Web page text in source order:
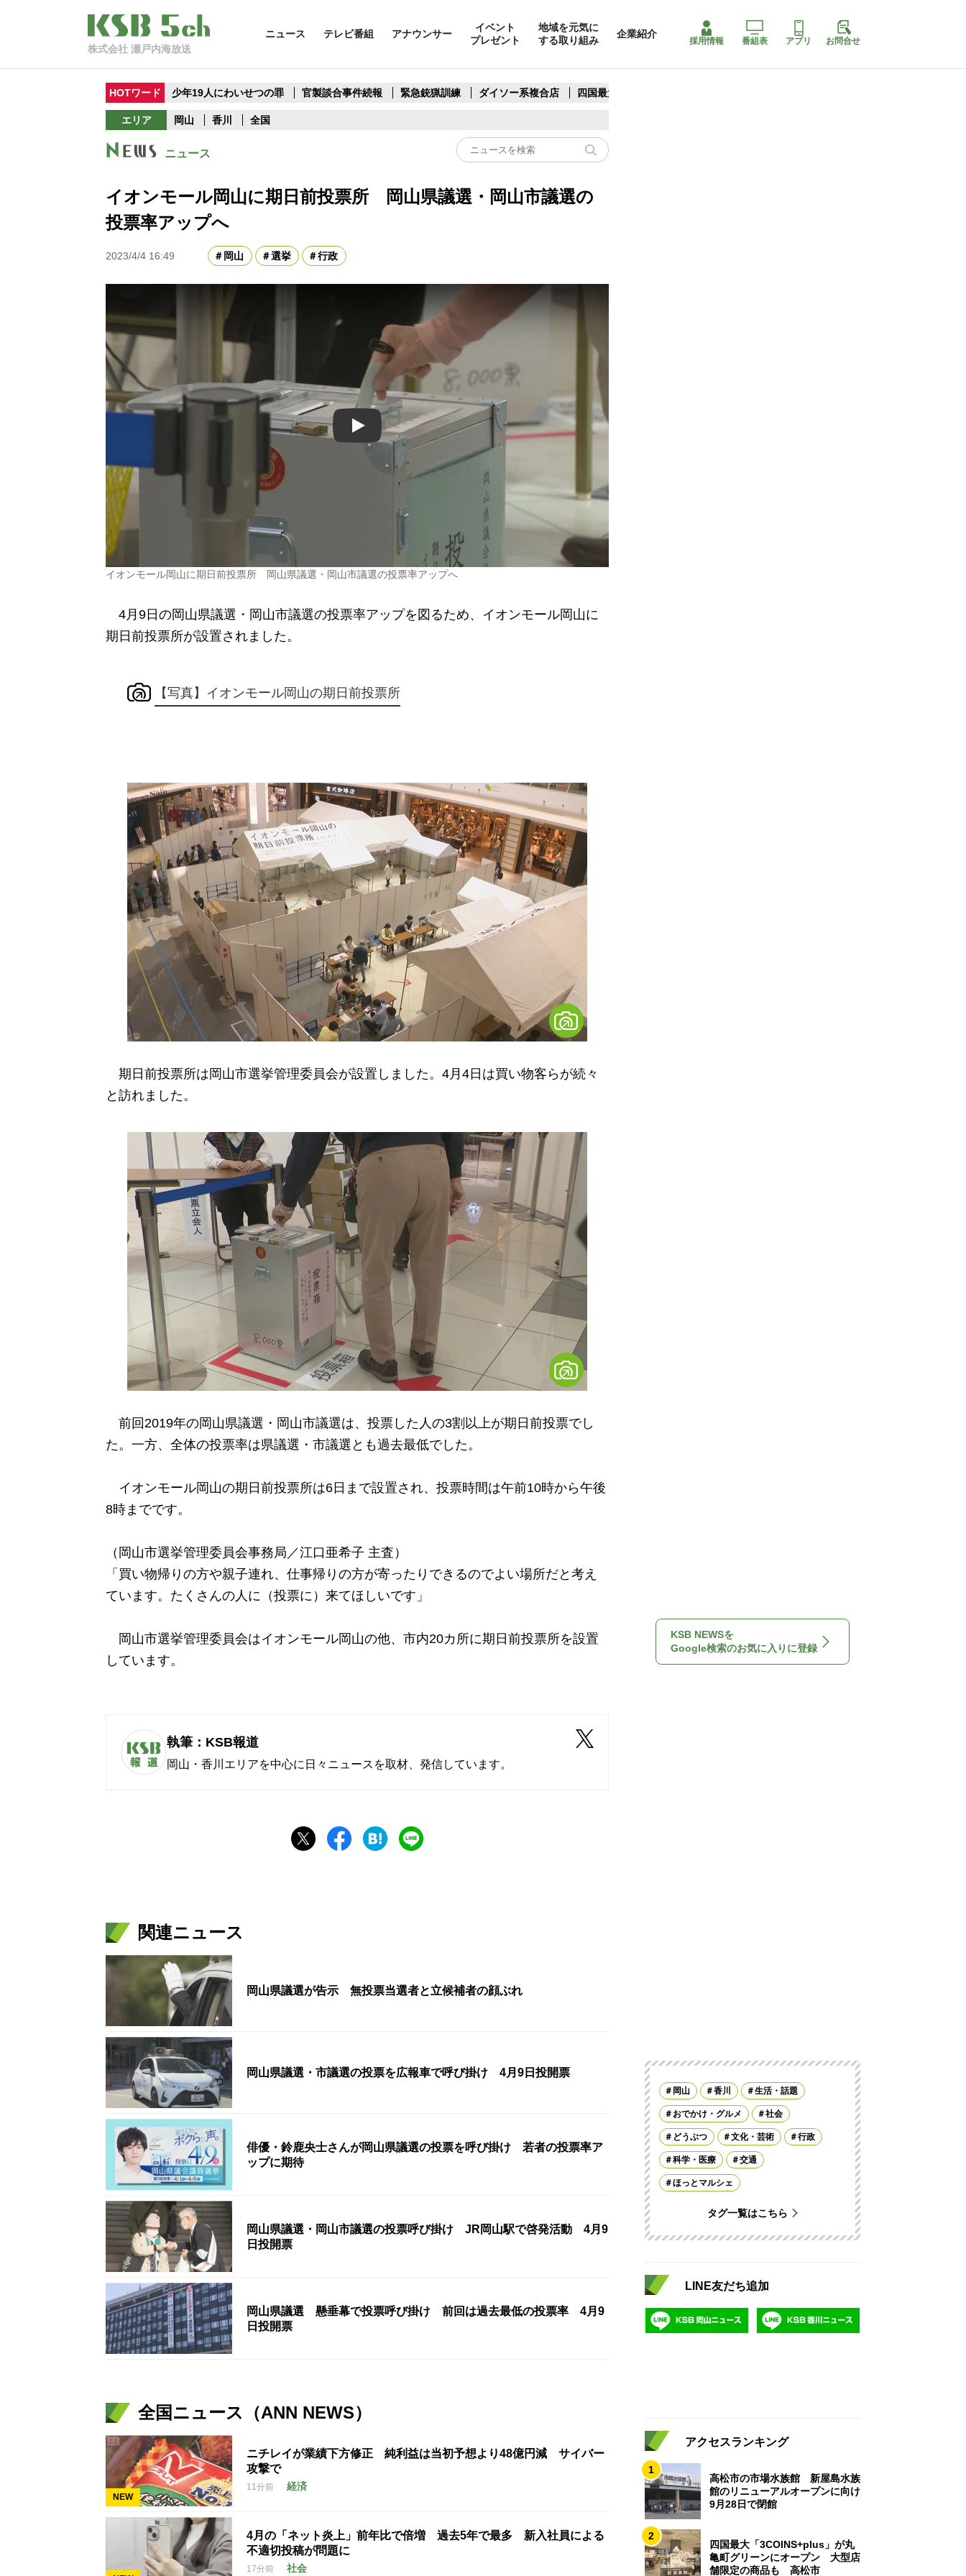
株式会社 瀬戸内海放送
ニュース テレビ番組 アナウンサー
イベント
プレゼント
地域を元気に
する取り組み
企業紹介
採用情報 番組表 アプリ お問合せ
HOTワード 少年19人にわいせつの罪 官製談合事件続報 緊急銃猟訓練 ダイソー系複合店 四国最大スリコ
エリア 岡山 香川 全国
ニュース
イオンモール岡山に期日前投票所 岡山県議選・岡山市議選の
投票率アップへ
2023/4/4 16:49 岡山 選挙 行政
Play
イオンモール岡山に期日前投票所 岡山県議選・岡山市議選の投票率アップへ
4月9日の岡山県議選・岡山市議選の投票率アップを図るため、イオンモール岡山に
期日前投票所が設置されました。
【写真】イオンモール岡山の期日前投票所
期日前投票所は岡山市選挙管理委員会が設置しました。4月4日は買い物客らが続々
と訪れました。
前回2019年の岡山県議選・岡山市議選は、投票した人の3割以上が期日前投票でし
た。一方、全体の投票率は県議選・市議選とも過去最低でした。
イオンモール岡山の期日前投票所は6日まで設置され、投票時間は午前10時から午後
8時までです。
（岡山市選挙管理委員会事務局／江口亜希子 主査）
「買い物帰りの方や親子連れ、仕事帰りの方が寄ったりできるのでよい場所だと考え
ています。たくさんの人に（投票に）来てほしいです」
岡山市選挙管理委員会はイオンモール岡山の他、市内20カ所に期日前投票所を設置
しています。
執筆：KSB報道
岡山・香川エリアを中心に日々ニュースを取材、発信しています。
関連ニュース
岡山県議選が告示 無投票当選者と立候補者の顔ぶれ
岡山県議選・市議選の投票を広報車で呼び掛け 4月9日投開票
俳優・鈴鹿央士さんが岡山県議選の投票を呼び掛け 若者の投票率ア
ップに期待
岡山県議選・岡山市議選の投票呼び掛け JR岡山駅で啓発活動 4月9
日投開票
岡山県議選 懸垂幕で投票呼び掛け 前回は過去最低の投票率 4月9
日投開票
全国ニュース（ANN NEWS）
NEW
ニチレイが業績下方修正 純利益は当初予想より48億円減 サイバー
攻撃で
11分前 経済
4月の「ネット炎上」前年比で倍増 過去5年で最多 新入社員による
不適切投稿が問題に
17分前 社会
KSB NEWSを
Google検索のお気に入りに登録
岡山 香川 生活・話題
おでかけ・グルメ 社会
どうぶつ 文化・芸術 行政
科学・医療 交通
ほっとマルシェ
タグ一覧はこちら
LINE友だち追加
アクセスランキング
1
高松市の市場水族館 新屋島水族
館のリニューアルオープンに向け
9月28日で閉館
2
四国最大「3COINS+plus」が丸
亀町グリーンにオープン 大型店
舗限定の商品も 高松市